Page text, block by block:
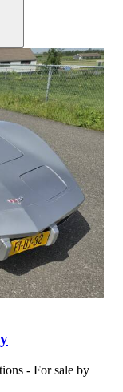
- For sale by